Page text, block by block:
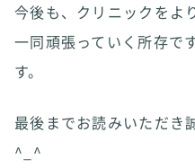
今後も、クリニックをよ
一同頑張っていく所存で
す。
最後までお読みいただき
^_^